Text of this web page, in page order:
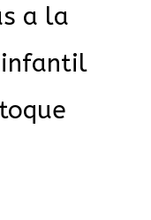
a la
infantil